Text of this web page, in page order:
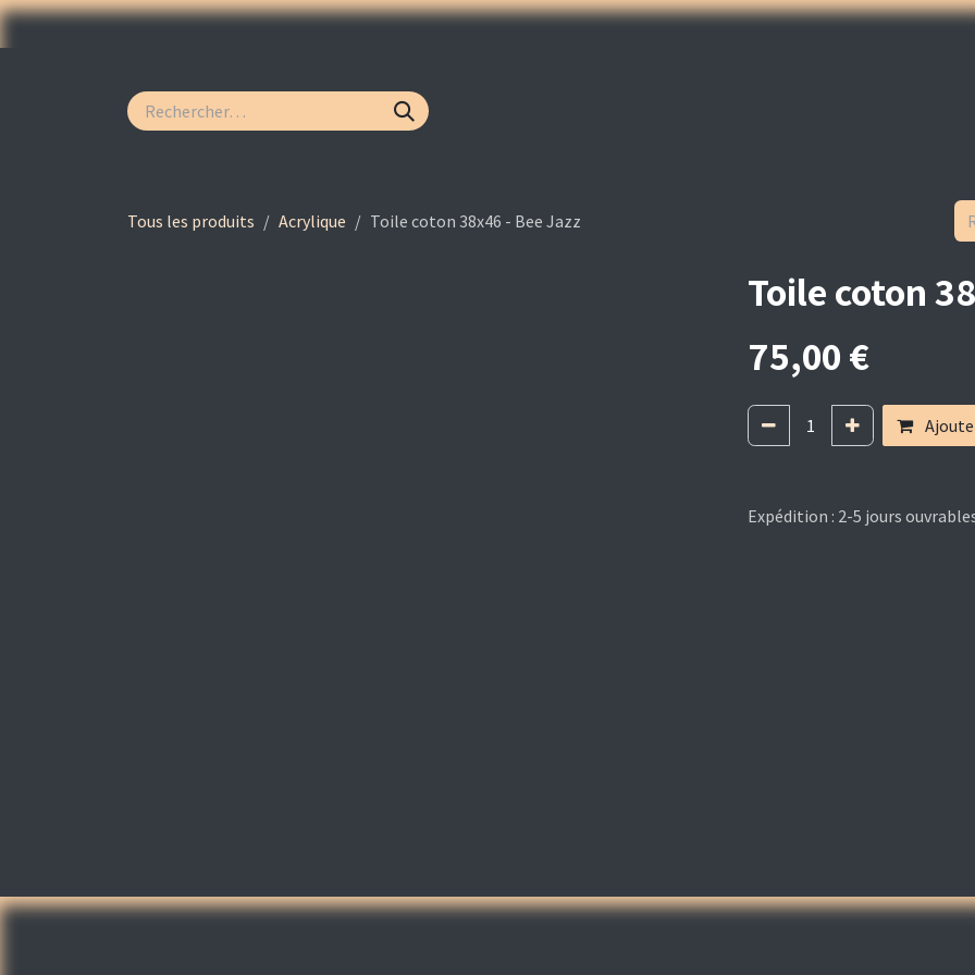
Se rendre au contenuPage d'accueil Acryliques Aquarelles Magnets Accessoires Informations générales Contact
Tous les produits Acrylique Toile coton 38x46 - Bee Jazz
Toile coton
75,00€
Expédition : 2-5 jours